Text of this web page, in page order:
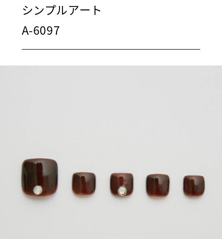
シンプルアート
A-6097